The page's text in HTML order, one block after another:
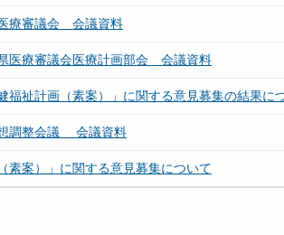
療審議会 会議資料
医療審議会医療計画部会 会議資料
福祉計画（素案）」に関する意見募集の結果に
調整会議 会議資料
素案）」に関する意見募集について